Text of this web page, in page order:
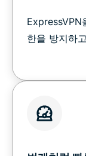
ExpressVPN
한을 방지하